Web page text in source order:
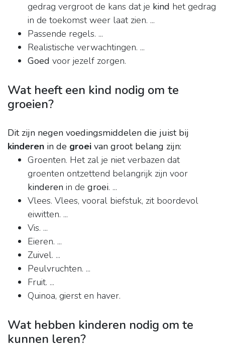
gedrag vergroot de kans dat je kind het gedrag
in de toekomst weer laat zien. ...
Passende regels. ...
Realistische verwachtingen. ...
Goed voor jezelf zorgen.
Wat heeft een kind nodig om te
groeien?
Dit zijn negen voedingsmiddelen die juist bij
kinderen in de groei van groot belang zijn:
Groenten. Het zal je niet verbazen dat
groenten ontzettend belangrijk zijn voor
kinderen in de groei. ...
Vlees. Vlees, vooral biefstuk, zit boordevol
eiwitten. ...
Vis. ...
Eieren. ...
Zuivel. ...
Peulvruchten. ...
Fruit. ...
Quinoa, gierst en haver.
Wat hebben kinderen nodig om te
kunnen leren?